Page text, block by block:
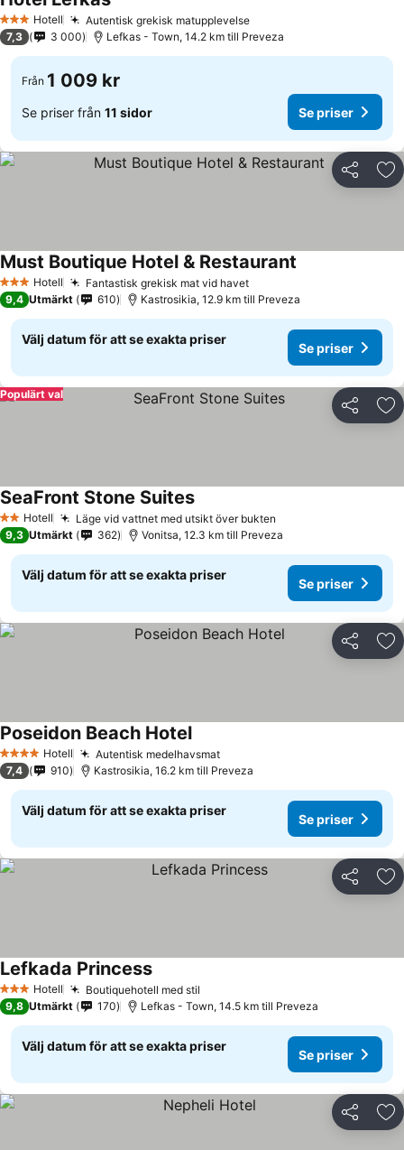
3 StjärnorHotell Autentisk grekisk matupplevelse
7,3 3 000 Lefkas - Town, 14.2 km till Preveza
Från 1 009 kr
Se priser från 11 sidor Se priser
Dela
3 StjärnorHotell Fantastisk grekisk mat vid havet
Must Boutique Hotel & Restaurant
9,4 Utmärkt 610 Kastrosikia, 12.9 km till Preveza
Välj datum för att se exakta priser
Se priser
Dela
Populärt val
2 Stjärnor
Hotell Läge vid vattnet med utsikt över bukten
SeaFront Stone Suites
9,3 Utmärkt 362 Vonitsa, 12.3 km till Preveza
Välj datum för att se exakta priser
Se priser
Dela
4 StjärnorHotell Autentisk medelhavsmat
Poseidon Beach Hotel
7,4 910 Kastrosikia, 16.2 km till Preveza
Välj datum för att se exakta priser
Se priser
Dela
3 StjärnorHotell Boutiquehotell med stil
Lefkada Princess
9,8 Utmärkt 170 Lefkas - Town, 14.5 km till Preveza
Välj datum för att se exakta priser
Se priser
Dela